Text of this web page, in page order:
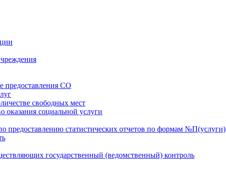
предоставления СО
свободных мест
оказания социальной услуги
предоставлению статистических отчетов по формам №П(услуги)
государственный (ведомственный) контроль